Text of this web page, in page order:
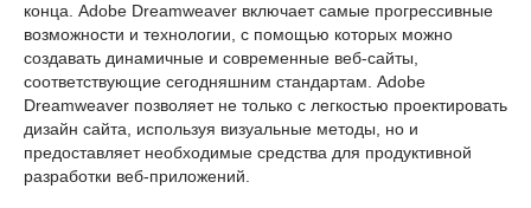
конца. Adobe Dreamweaver включает самые прогрессивные
возможности и технологии, с помощью которых можно
создавать динамичные и современные веб-сайты,
соответствующие сегодняшним стандартам. Adobe
Dreamweaver позволяет не только с легкостью проектировать
дизайн сайта, используя визуальные методы, но и
предоставляет необходимые средства для продуктивной
разработки веб-приложений.